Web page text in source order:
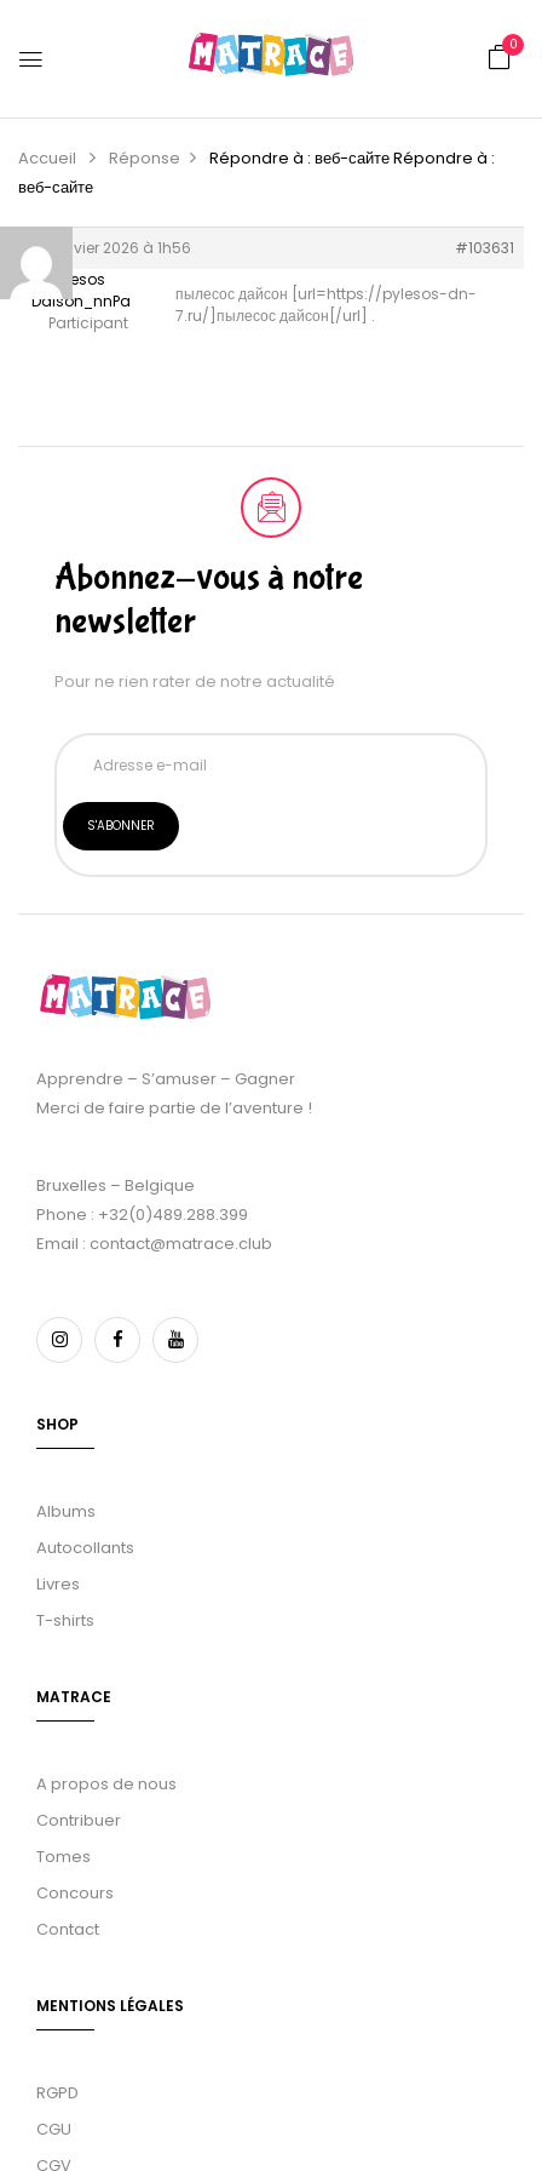
0
Accueil Réponse Répondre à : веб-сайтеRépondre à :
веб-сайте
30 janvier 2026 à 1h56
#103631
Pilesos
Daison_nnPa
Participant
пылесос дайсон [url=https://pylesos-dn-
7.ru/]пылесос дайсон[/url] .
Abonnez-vous à notre
newsletter
Pour ne rien rater de notre actualité
Apprendre – S’amuser – Gagner
Merci de faire partie de l’aventure !
Bruxelles – Belgique
Phone : +32(0)489.288.399
Email : contact@matrace.club
SHOP
Albums
Autocollants
Livres
T-shirts
MATRACE
A propos de nous
Contribuer
Tomes
Concours
Contact
MENTIONS LÉGALES
RGPD
CGU
CGV